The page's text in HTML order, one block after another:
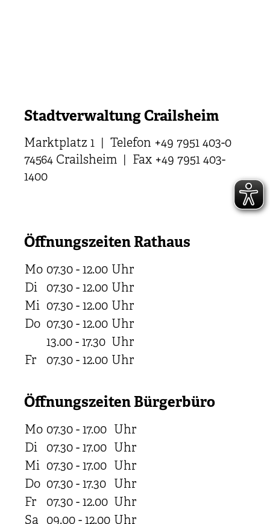
Stadtverwaltung Crailsheim
Marktplatz 1 | Telefon +49 7951 403-0
74564 Crailsheim | Fax +49 7951 403-
1400
Öffnungszeiten Rathaus
Mo 07.30 - 12.00 Uhr
Di
07.30 - 12.00 Uhr
Mi 07.30 - 12.00 Uhr
Do 07.30 - 12.00 Uhr
13.00 - 17.30 Uhr
Fr
07.30 - 12.00 Uhr
Öffnungszeiten Bürgerbüro
Mo 07.30 - 17.00 Uhr
Di
07.30 - 17.00 Uhr
Mi 07.30 - 17.00 Uhr
Do 07.30 - 17.30 Uhr
Fr
07.30 - 12.00 Uhr
Sa 09.00 - 12.00 Uhr